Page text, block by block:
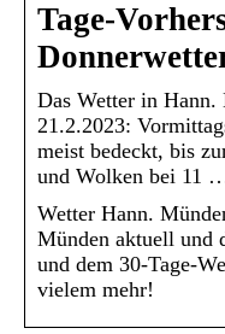
Tage-
Das Wetter in Hann.
21.2.2023:
meist bedeckt, bis
und Wolken bei 11
Wetter Hann.
Münden aktuell und
und dem 30-Tage-
vielem mehr!